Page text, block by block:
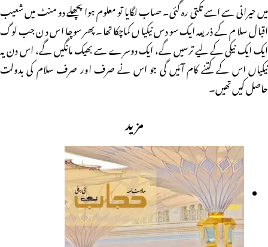
میں حیرانی سے اسے تکتی رہ گئی۔ حساب لگایا تو معلوم ہوا پچھلے دو منٹ میں شعیب
اقبال سلام کے ذریعہ ایک سو دس نیکیاں کماچکا تھا۔ پھر سوچا اس دن جب لوگ
ایک ایک نیکی کے لیے ترسیں گے، ایک دوسرے سے بھیک مانگیں گے، اس دن یہ
نیکیاں اس کے کتنے کام آئیں گی جو اس نے صرف اور صرف سلام کی بدولت
حاصل کیں تھیں۔
مزید